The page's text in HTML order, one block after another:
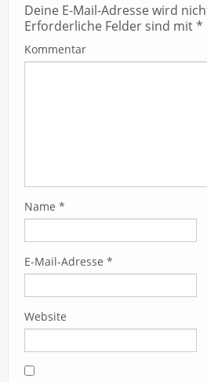
Deine E-Mail-Adresse wird
Erforderliche Felder sind mit*
Kommentar
Name *
E-Mail-Adresse *
Website